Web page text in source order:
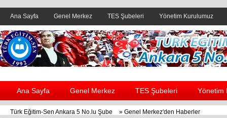
Ana Sayfa Genel Merkez TES Şubeleri Yönetim Kurulumuz
Header yanı reklam alanı
Ana Sayfa Genel Merkez TES Şubeleri Yönetim
Türk Eğitim-Sen Ankara 5 No.lu Şube » Genel Merkez'den Haberler